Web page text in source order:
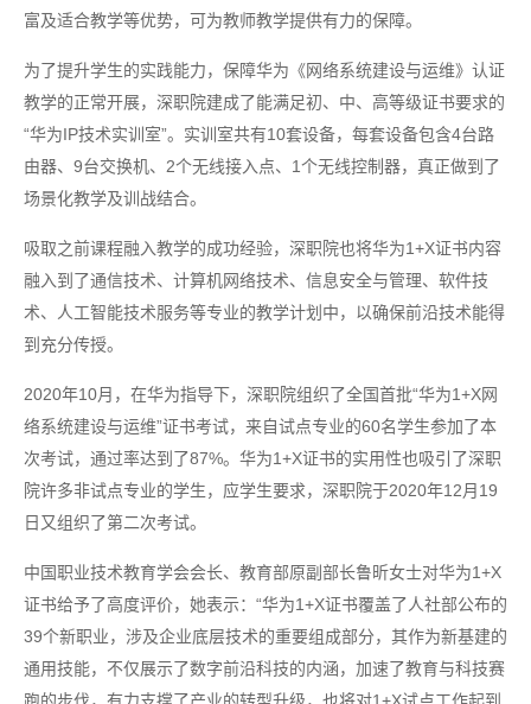
富及适合教学等优势，可为教师教学提供有力的保障。
为了提升学生的实践能力，保障华为《网络系统建设与运维》认证
教学的正常开展，深职院建成了能满足初、中、高等级证书要求的
“华为IP技术实训室”。实训室共有10套设备，每套设备包含4台路
由器、9台交换机、2个无线接入点、1个无线控制器，真正做到了
场景化教学及训战结合。
吸取之前课程融入教学的成功经验，深职院也将华为1+X证书内容
融入到了通信技术、计算机网络技术、信息安全与管理、软件技
术、人工智能技术服务等专业的教学计划中，以确保前沿技术能得
到充分传授。
2020年10月，在华为指导下，深职院组织了全国首批“华为1+X网
络系统建设与运维”证书考试，来自试点专业的60名学生参加了本
次考试，通过率达到了87%。华为1+X证书的实用性也吸引了深职
院许多非试点专业的学生，应学生要求，深职院于2020年12月19
日又组织了第二次考试。
中国职业技术教育学会会长、教育部原副部长鲁昕女士对华为1+X
证书给予了高度评价，她表示：“华为1+X证书覆盖了人社部公布的
39个新职业，涉及企业底层技术的重要组成部分，其作为新基建的
通用技能，不仅展示了数字前沿科技的内涵，加速了教育与科技赛